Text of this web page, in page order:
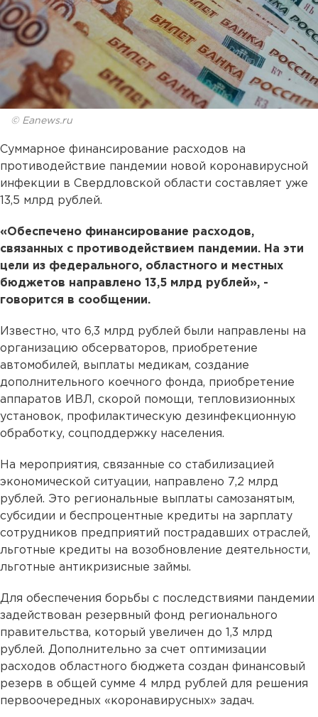
© Eanews.ru
Суммарное финансирование расходов на
противодействие пандемии новой коронавирусной
инфекции в Свердловской области составляет уже
13,5 млрд рублей.
«Обеспечено финансирование расходов,
связанных с противодействием пандемии. На эти
цели из федерального, областного и местных
бюджетов направлено 13,5 млрд рублей», -
говорится в сообщении.
Известно, что 6,3 млрд рублей были направлены на
организацию обсерваторов, приобретение
автомобилей, выплаты медикам, создание
дополнительного коечного фонда, приобретение
аппаратов ИВЛ, скорой помощи, тепловизионных
установок, профилактическую дезинфекционную
обработку, соцподдержку населения.
На мероприятия, связанные со стабилизацией
экономической ситуации, направлено 7,2 млрд
рублей. Это региональные выплаты самозанятым,
субсидии и беспроцентные кредиты на зарплату
сотрудников предприятий пострадавших отраслей,
льготные кредиты на возобновление деятельности,
льготные антикризисные займы.
Для обеспечения борьбы с последствиями пандемии
задействован резервный фонд регионального
правительства, который увеличен до 1,3 млрд
рублей. Дополнительно за счет оптимизации
расходов областного бюджета создан финансовый
резерв в общей сумме 4 млрд рублей для решения
первоочередных «коронавирусных» задач.